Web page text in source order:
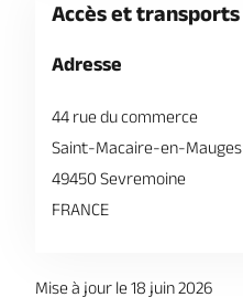
Accès et transports
Adresse
44 rue du commerce
Saint-Macaire-en-Mauges
49450 Sevremoine
FRANCE
Mise à jour le 18 juin 2026